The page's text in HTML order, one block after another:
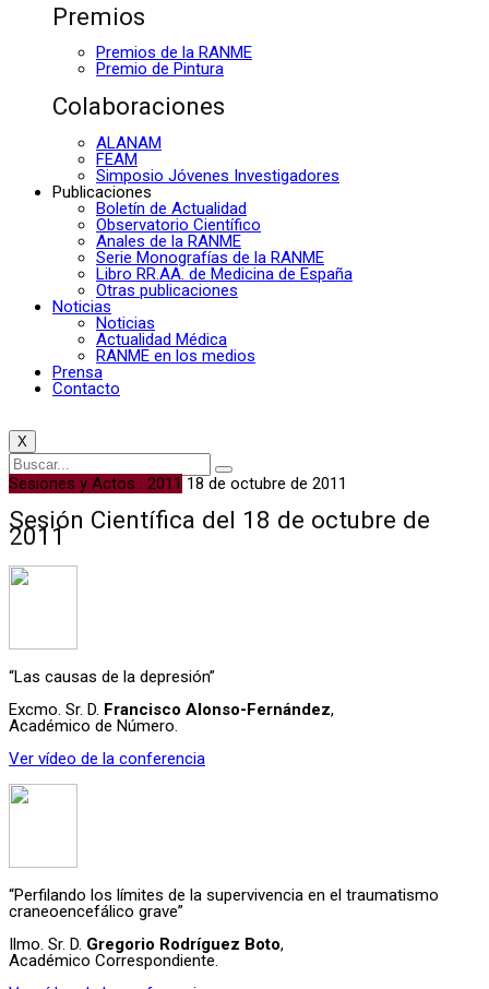
Premios
Premios de la RANME
Premio de Pintura
Colaboraciones
ALANAM
FEAM
Simposio Jóvenes Investigadores
Publicaciones
Boletín de Actualidad
Observatorio Científico
Anales de la RANME
Serie Monografías de la RANME
Libro RR.AA. de Medicina de España
Otras publicaciones
Noticias
Noticias
Actualidad Médica
RANME en los medios
Prensa
Contacto
X
Sesiones y Actos · 2011 18 de octubre de 2011
Sesión Científica del 18 de octubre de
2011
“Las causas de la depresión”
Excmo. Sr. D. Francisco Alonso-Fernández,
Académico de Número.
Ver vídeo de la conferencia
“Perfilando los límites de la supervivencia en el traumatismo
craneoencefálico grave”
Ilmo. Sr. D. Gregorio Rodríguez Boto,
Académico Correspondiente.